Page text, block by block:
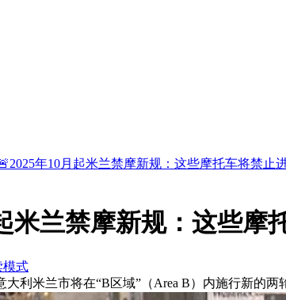
年10月起米兰禁摩新规：这些摩托车将禁止
米兰禁摩新规：这些摩
模式
大利米兰市将在“B区域”（Area B）内施行新